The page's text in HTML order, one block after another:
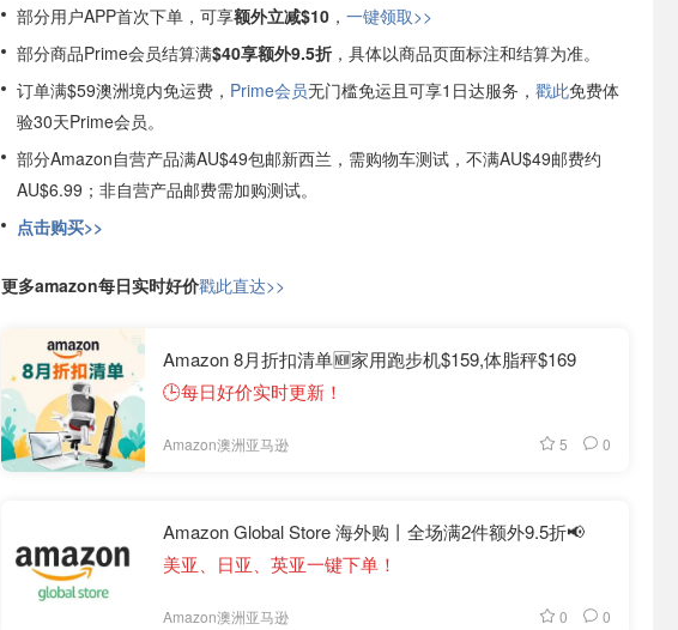
部分用户APP首次下单，可享额外立减$10 ， 一键领取>>
部分商品Prime会员结算满$40享额外9.5折 ，具体以商品页面标注和结算为准。
订单满$59澳洲境内免运费， Prime会员无门槛免运且可享1日达服务， 戳此免费体
验30天Prime会员。
部分Amazon自营产品满AU$49包邮新西兰，需购物车测试，不满AU$49邮费约
AU$6.99；非自营产品邮费需加购测试。
点击购买>>
更多amazon每日实时好价戳此直达>>
Amazon 8月折扣清单🆕家用跑步机$159,体脂秤$169
🕒每日好价实时更新！
Amazon澳洲亚马逊 5 0
Amazon Global Store 海外购丨全场满2件额外9.5折📢
美亚、日亚、英亚一键下单！
Amazon澳洲亚马逊 0 0